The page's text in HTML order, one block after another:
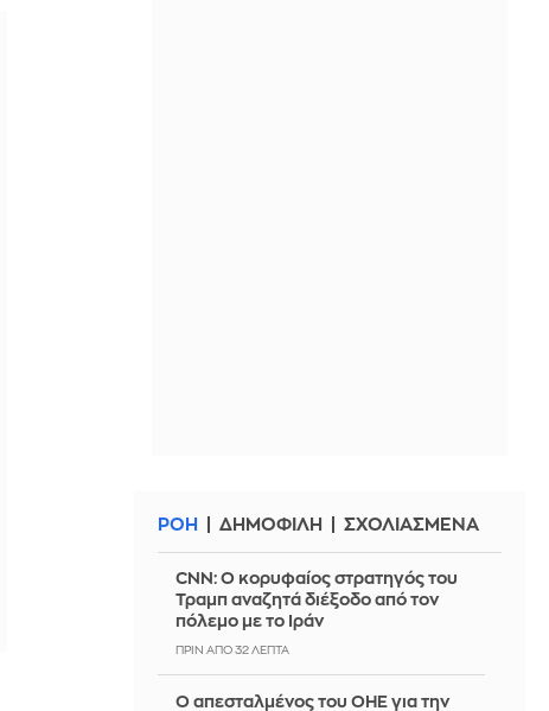
ΡΟΗ ΔΗΜΟΦΙΛΗ ΣΧΟΛΙΑΣΜΕΝΑ
CNN: Ο κορυφαίος στρατηγός του
Τραμπ αναζητά διέξοδο από τον
πόλεμο με το Ιράν
ΠΡΙΝ ΑΠΌ 32 ΛΕΠΤΆ
Ο απεσταλμένος του ΟΗΕ για την